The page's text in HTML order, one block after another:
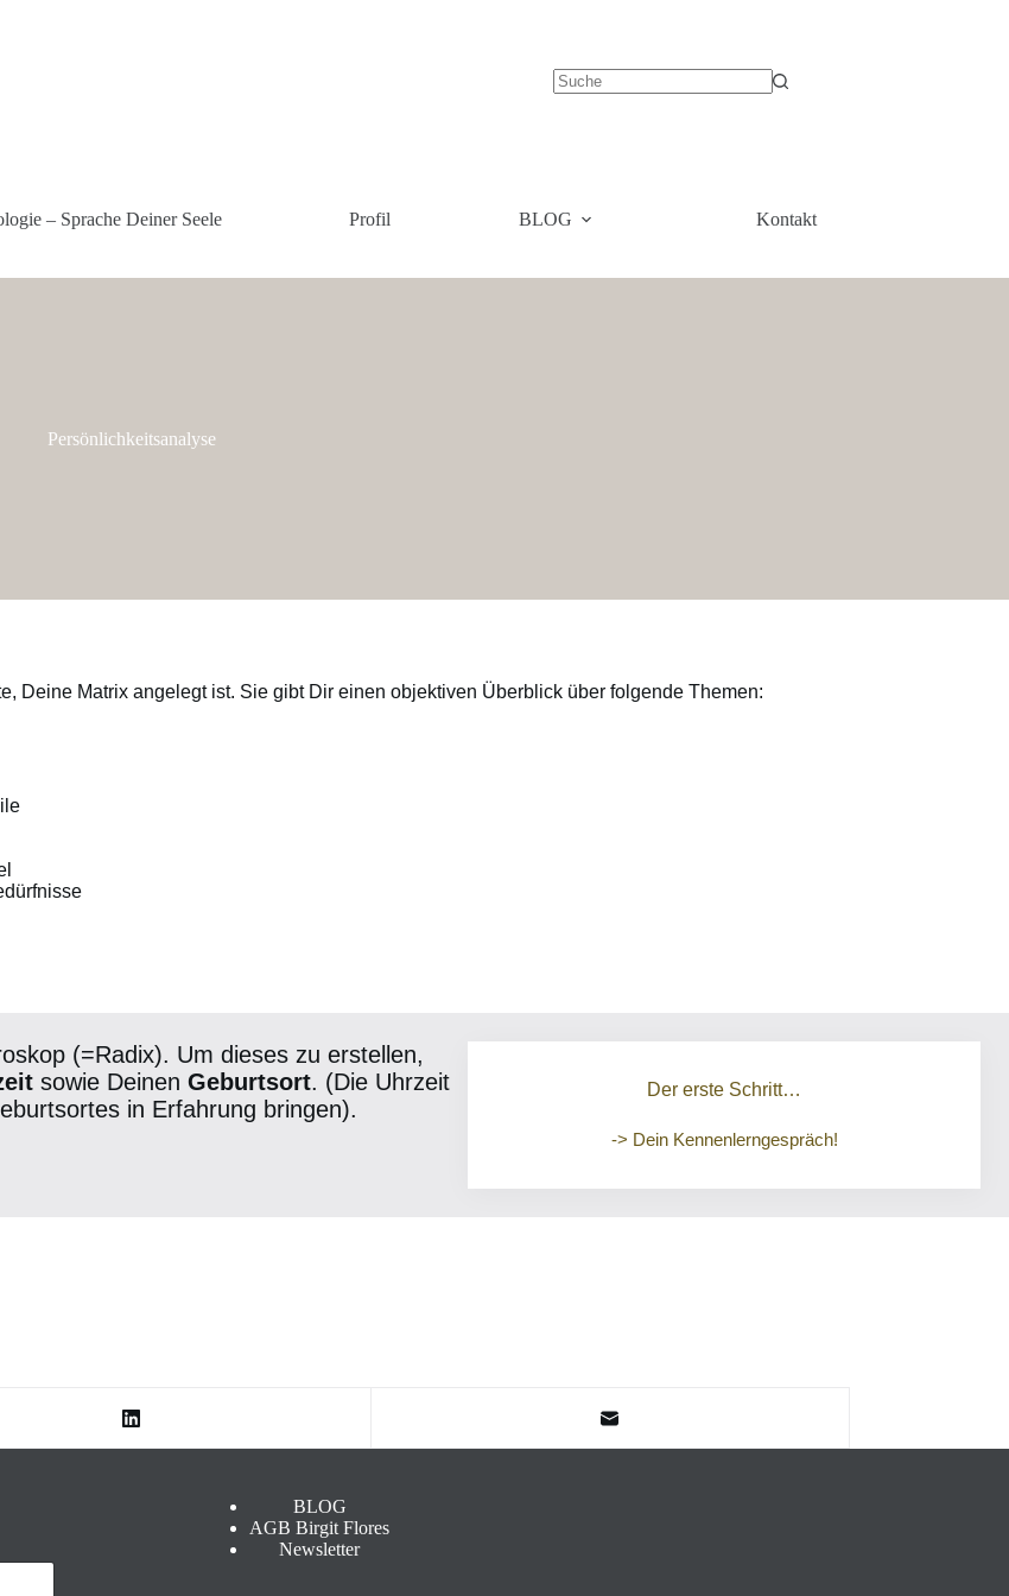
– Sprache Deiner Seele Profil BLOG Kontakt
Persönlichkeitsanalyse
Deine Matrix angelegt ist. Sie gibt Dir einen objektiven Überblick über folgende Themen:
(=Radix). Um dieses zu erstellen,
sowie Deinen Geburtsort. (Die Uhrzeit
in Erfahrung bringen).
Der erste Schritt…
-> Dein Kennenlerngespräch!
BLOG
AGB Birgit Flores
Newsletter